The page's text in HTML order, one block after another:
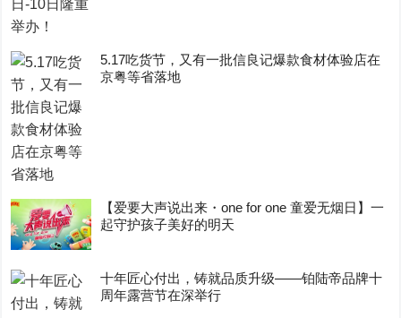
5.17吃货节，又有一批信良记爆款食材体验店在
京粤等省落地
【爱要大声说出来・one for one 童爱无烟日】一
起守护孩子美好的明天
十年匠心付出，铸就品质升级——铂陆帝品牌十
周年露营节在深举行